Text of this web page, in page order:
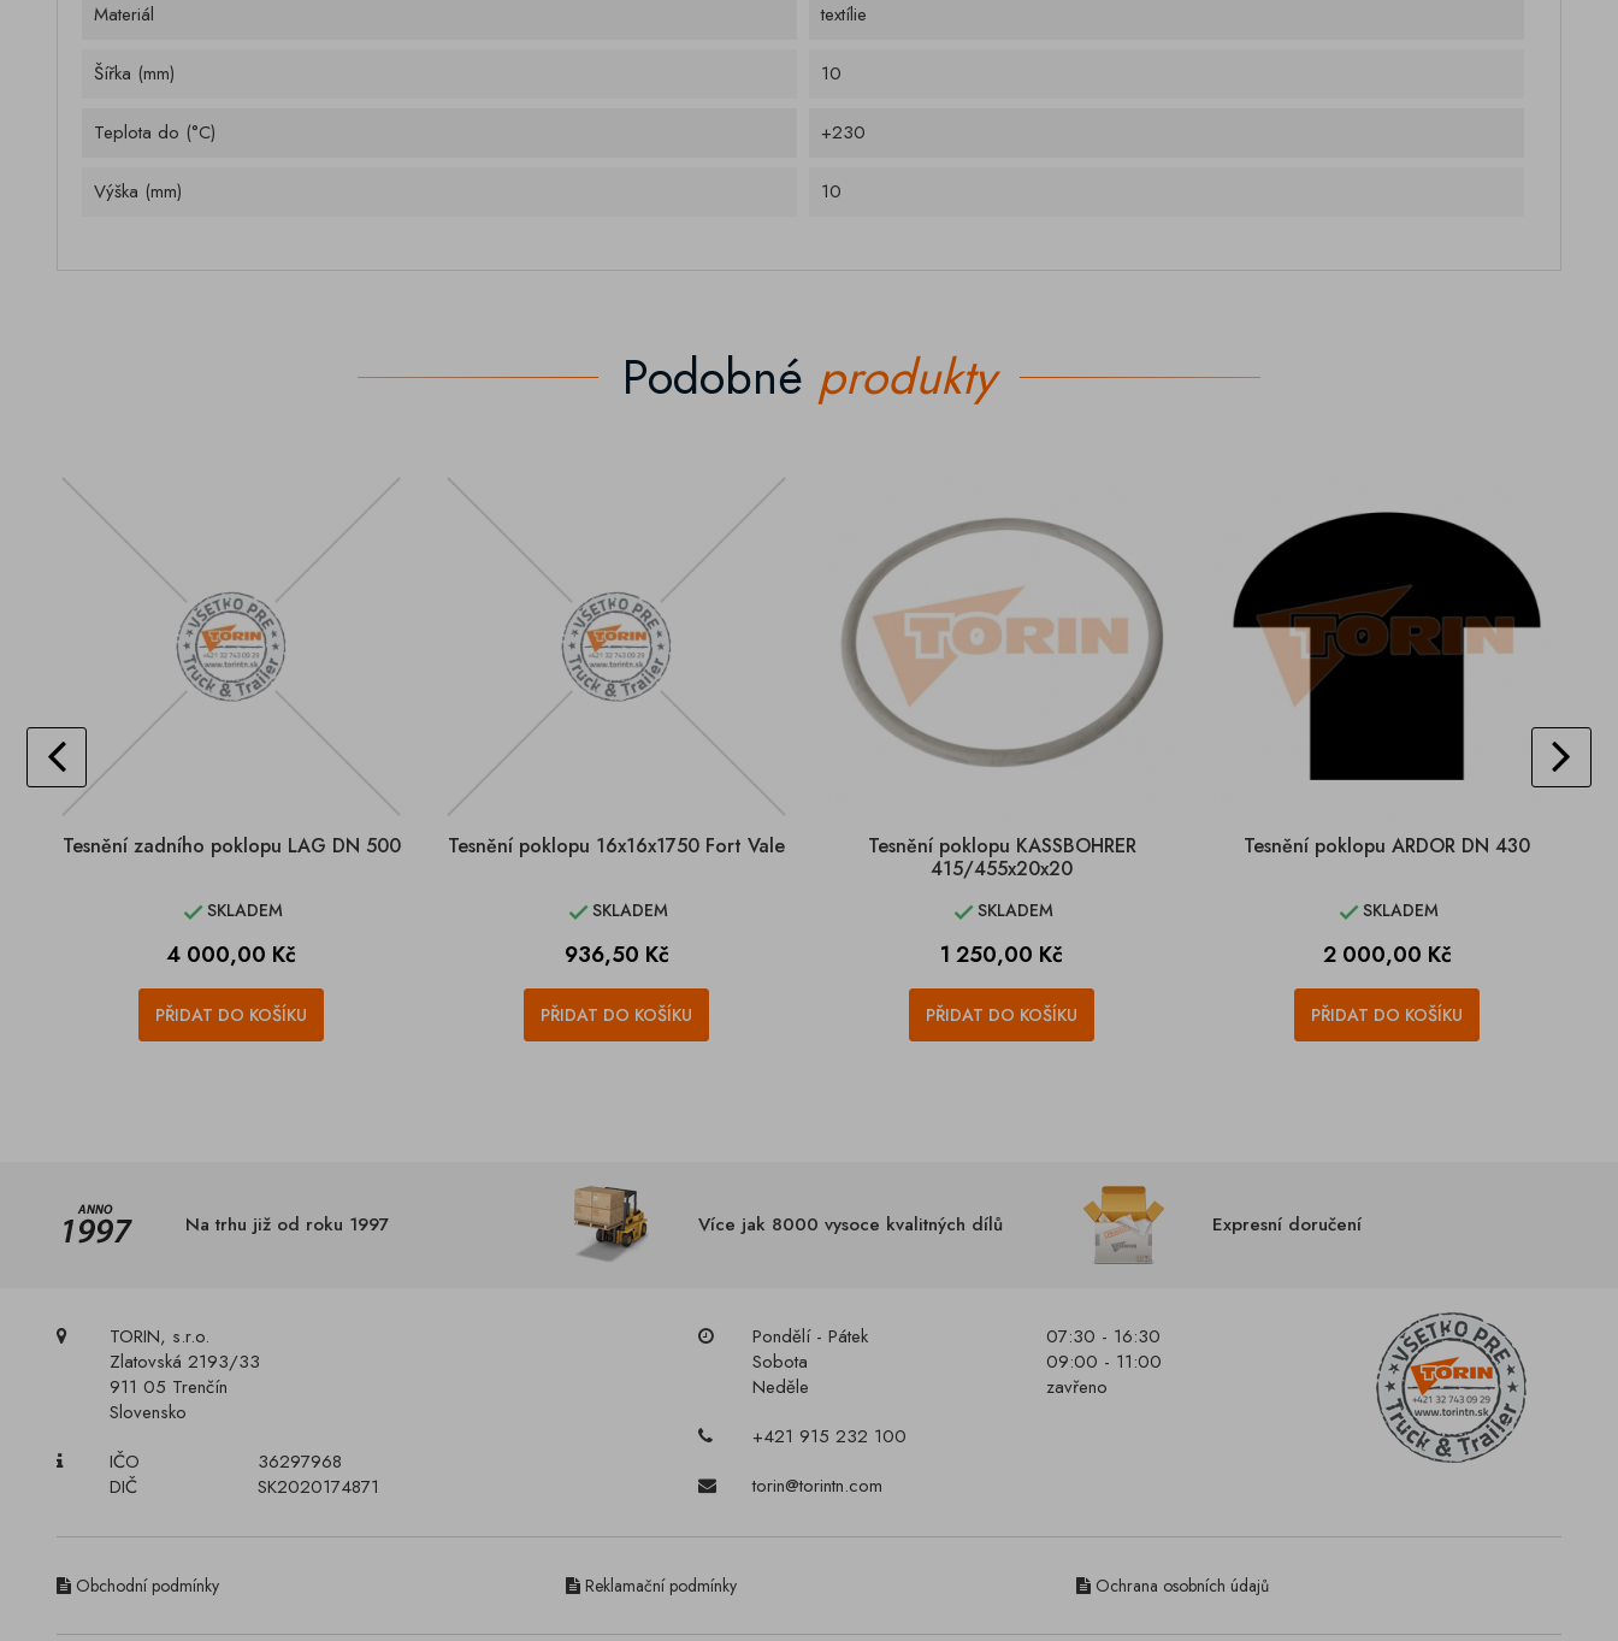
Materiál textílie
Šířka (mm) 10
Teplota do (°C) +230
Výška (mm) 10
Podobné produkty
Tesnění zadního poklopu LAG DN 500
SKLADEM
Cena
4 000,00 Kč
PŘIDAT DO KOŠÍKU
Tesnění poklopu 16x16x1750 Fort Vale
SKLADEM
Cena
936,50 Kč
PŘIDAT DO KOŠÍKU
Tesnění poklopu KASSBOHRER
415/455x20x20
SKLADEM
Cena
1 250,00 Kč
PŘIDAT DO KOŠÍKU
Tesnění poklopu ARDOR DN 430
SKLADEM
Cena
2 000,00 Kč
PŘIDAT DO KOŠÍKU
Na trhu již od roku 1997 Více jak 8000 vysoce kvalitných dílů Expresní doručení
TORIN, s.r.o.
Zlatovská 2193/33
911 05 Trenčín
Slovensko
IČO
36297968
DIČ
SK2020174871
Pondělí - Pátek
07:30 - 16:30
Sobota
09:00 - 11:00
Neděle
zavřeno
+421 915 232 100
torin@torintn.com
Obchodní podmínky Reklamační podmínky Ochrana osobních údajů